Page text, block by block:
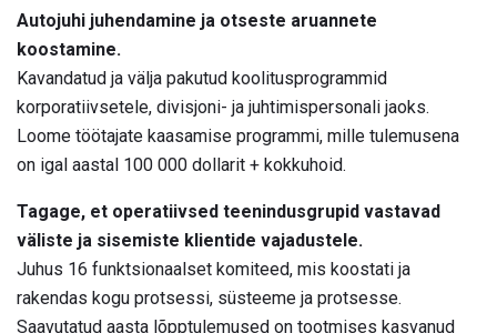
Autojuhi juhendamine ja otseste aruannete
koostamine.
Kavandatud ja välja pakutud koolitusprogrammid
korporatiivsetele, divisjoni- ja juhtimispersonali jaoks.
Loome töötajate kaasamise programmi, mille tulemusena
on igal aastal 100 000 dollarit + kokkuhoid.
Tagage, et operatiivsed teenindusgrupid vastavad
väliste ja sisemiste klientide vajadustele.
Juhus 16 funktsionaalset komiteed, mis koostati ja
rakendas kogu protsessi, süsteeme ja protsesse.
Saavutatud aasta lõpptulemused on tootmises kasvanud